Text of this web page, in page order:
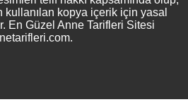
kopya içerik için yasal
En Güzel Anne Tarifleri Sitesi